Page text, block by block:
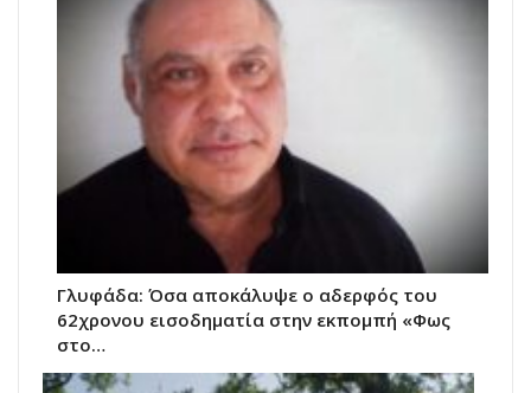
Γλυφάδα: Όσα αποκάλυψε ο αδερφός του
62χρονου εισοδηματία στην εκπομπή «Φως
στο…